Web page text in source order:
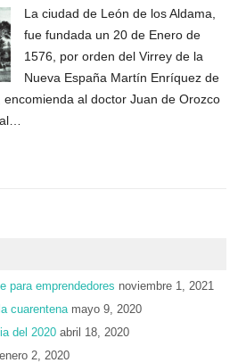
La ciudad de León de los Aldama,
fue fundada un 20 de Enero de
1576, por orden del Virrey de la
Nueva España Martín Enríquez de
al doctor Juan de Orozco
para emprendedores noviembre 1, 2021
cuarentena mayo 9, 2020
del 2020 abril 18, 2020
enero 2, 2020